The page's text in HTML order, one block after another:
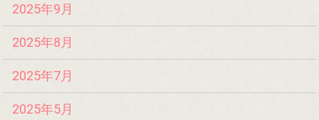
2025年9月
2025年8月
2025年7月
2025年5月